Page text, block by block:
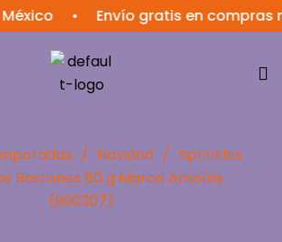
Envío gratis en compras
/ Navidad / Sprinkles
Bastones 80 g Marca Arcoíris
(900307)